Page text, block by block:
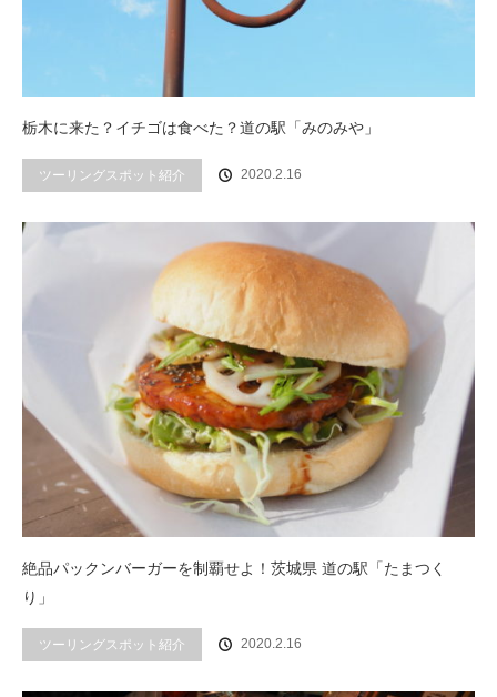
栃木に来た？イチゴは食べた？道の駅「みのみや」
ツーリングスポット紹介 2020.2.16
絶品パックンバーガーを制覇せよ！茨城県 道の駅「たまつく
り」
ツーリングスポット紹介 2020.2.16